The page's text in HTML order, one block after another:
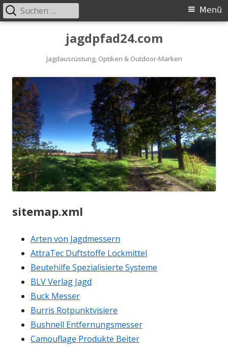
jagdpfad24.com
Jagdausrüstung, Optiken & Outdoor-Marken
Primäres
Menü
Suchen
nach:
sitemap.xml
Arten von Jagdmessern
AttraTec Duftstoffe Lockmittel
Beutehilfe Spezialisierte Systeme
BLV Verlag Jagd
Buck Messer
Burris Rotpunktvisiere
Bushnell Entfernungsmesser
Camouflage Produkte Beiter